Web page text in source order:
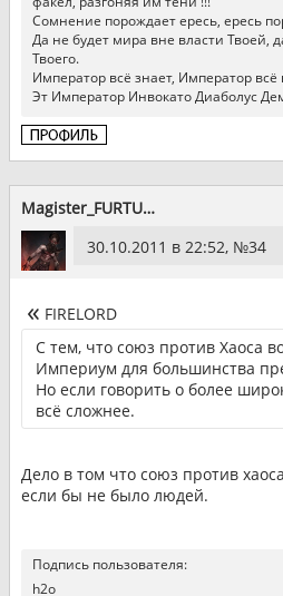
Сомнение порождает ересь, ересь
Да не будет мира вне власти Твоей,
Твоего.
Император всё знает, Император всё
Эт Император Инвокато Диаболус
Magister_FURTUM
30.10.2011 в 22:52, №34
FIRELORD
С тем, что союз против Хаоса
Империум для большинства
Но если говорить о более
всё сложнее.
Дело в том что союз против
если бы не было людей.
Подпись пользователя:
h2o